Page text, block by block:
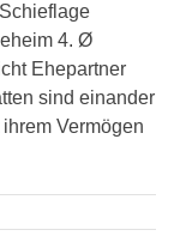
4. Ø
Ehepartner
sind einander
Vermögen